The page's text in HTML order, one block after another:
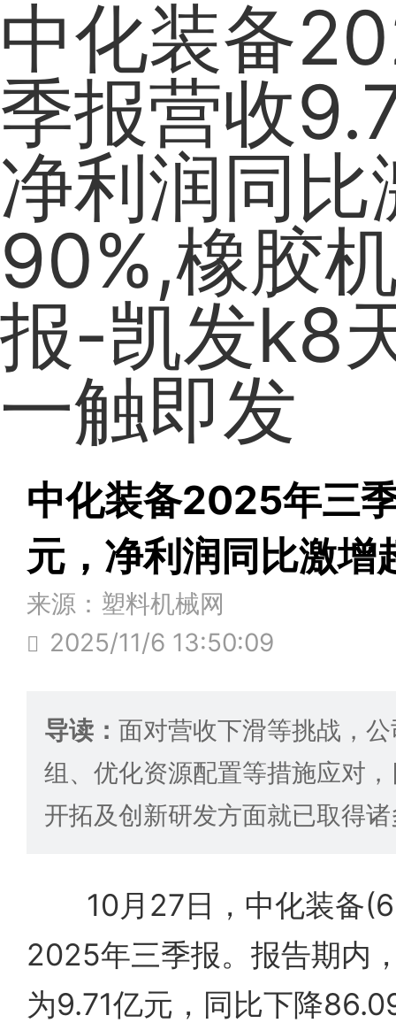
中化装备
季报营收
净利润同比
90%,橡胶
报-凯发k8
一触即发
中化装备2025年三
元，净利润同比激增
来源：塑料机械网
2025/11/6 13:50:09
导读： 面对营收下滑等挑战，
组、优化资源配置等措施应对
开拓及创新研发方面就已取得
10月27日，中化装备
2025年三季报。报告期内
为9.71亿元，同比下降